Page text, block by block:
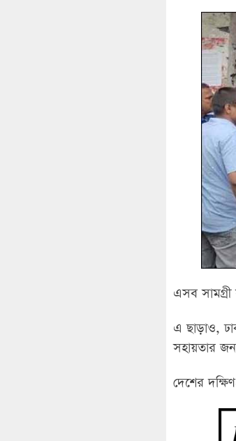
এসব
এ ছাড়াও,
সহায়তার
দেশের